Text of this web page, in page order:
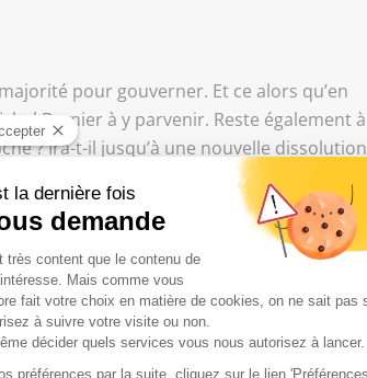
pour gouverner. Et ce alors qu’en
Barnier à y parvenir. Reste également à
? Ira-t-il jusqu’à une nouvelle dissolution
dans un délai restreint, je
le RN et un nouveau Premier ministre
des problèmes pour gouverner, et
et le RN se renforceraient, le bloc central
en France puisse se résoudre